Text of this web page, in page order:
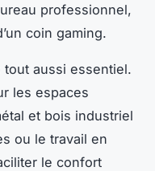
professionnel,
coin gaming.
aussi essentiel.
les espaces
et bois industriel
ou le travail en
le confort